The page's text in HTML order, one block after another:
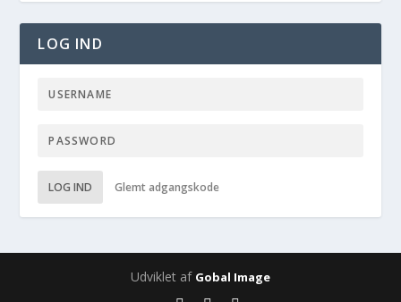
LOG IND
LOG IND Glemt adgangskode
Udviklet af Gobal Image